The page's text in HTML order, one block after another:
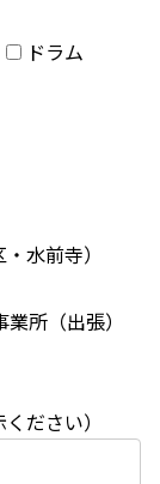
ドラム
水前寺）
所（出張）
ださい）